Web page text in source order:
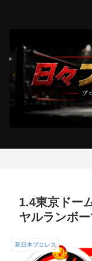
1.4東京ドー
ヤルランボ
新日本プロレス